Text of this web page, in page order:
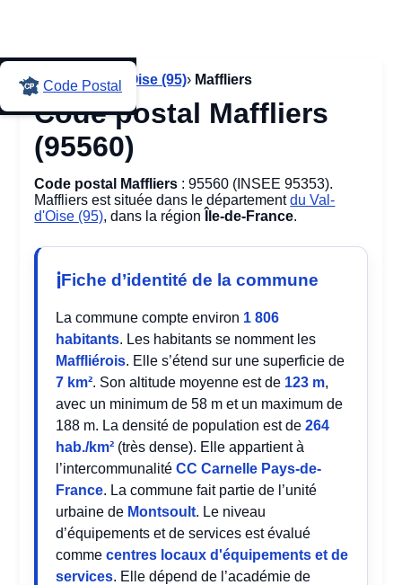
Code Postal
Accueil › Val-d'Oise (95)› Maffliers
Code postal Maffliers
(95560)
Code postal Maffliers : 95560 (INSEE 95353).
Maffliers est située dans le départementdu Val-
d'Oise (95), dans la région Île-de-France.
Fiche d’identité de la commune
La commune compte environ 1 806
habitants. Les habitants se nomment les
Maffliérois. Elle s’étend sur une superficie de
7 km². Son altitude moyenne est de 123 m,
avec un minimum de 58 m et un maximum de
188 m. La densité de population est de264
hab./km² (très dense). Elle appartient à
l’intercommunalitéCC Carnelle Pays-de-
France. La commune fait partie de l’unité
urbaine de Montsoult. Le niveau
d’équipements et de services est évalué
commecentres locaux d'équipements et de
services. Elle dépend de l’académie de